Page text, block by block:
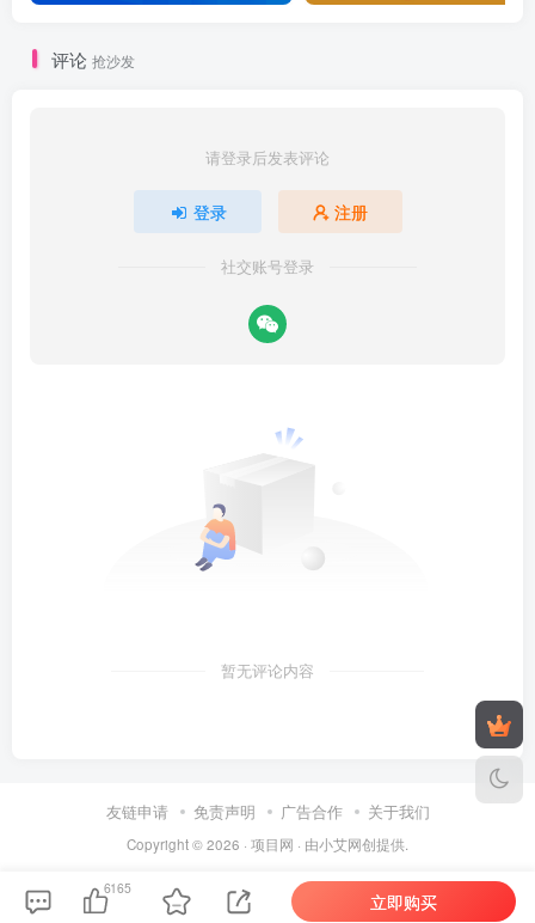
评论 抢沙发
请登录后发表评论
登录 注册
社交账号登录
暂无评论内容
友链申请 免责声明 广告合作 关于我们
Copyright © 2026 · 项目网 · 由小艾网创提供.
6165
立即购买